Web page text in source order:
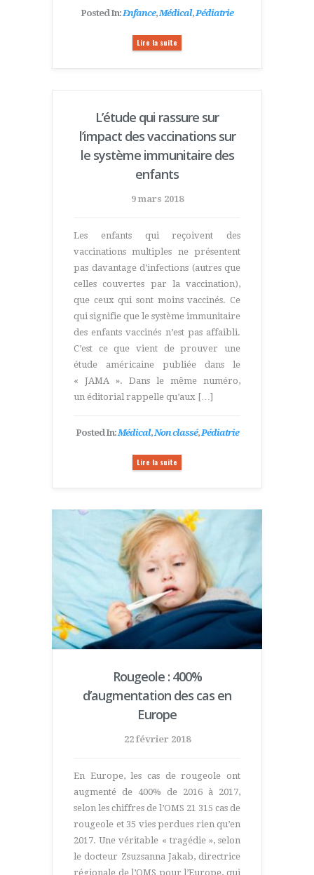
Posted In: Enfance, Médical, Pédiatrie
Lire la suite
L’étude qui rassure sur
l’impact des vaccinations sur
le système immunitaire des
enfants
9 mars 2018
Les enfants qui reçoivent des
vaccinations multiples ne présentent
pas davantage d’infections (autres que
celles couvertes par la vaccination),
que ceux qui sont moins vaccinés. Ce
qui signifie que le système immunitaire
des enfants vaccinés n’est pas affaibli.
C’est ce que vient de prouver une
étude américaine publiée dans le
« JAMA ». Dans le même numéro,
un éditorial rappelle qu’aux […]
Posted In: Médical, Non classé, Pédiatrie
Lire la suite
Rougeole : 400%
d’augmentation des cas en
Europe
22 février 2018
En Europe, les cas de rougeole ont
augmenté de 400% de 2016 à 2017,
selon les chiffres de l’OMS 21 315 cas de
rougeole et 35 vies perdues rien qu’en
2017. Une véritable « tragédie », selon
le docteur Zsuzsanna Jakab, directrice
régionale de l’OMS pour l’Europe, qui